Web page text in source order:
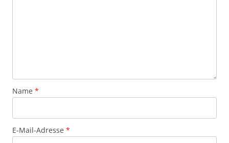
Name *
E-Mail-Adresse *